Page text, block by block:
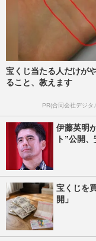
宝くじ当たる人だけが
ること、教えます
PR(合同会社デジタ
伊藤英明
ト”公開
宝くじを
開」